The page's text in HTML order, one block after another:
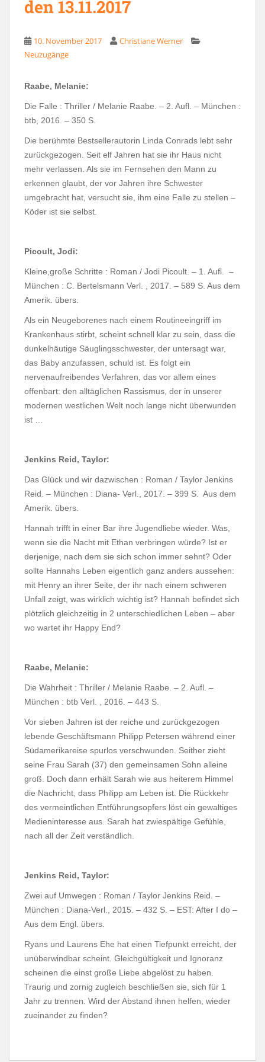
den 13.11.2017
10. November 2017
Christiane Werner
Neuzugänge
Raabe, Melanie:
Die Falle : Thriller / Melanie Raabe. – 2. Aufl. – München :
btb, 2016. – 350 S.
Die berühmte Bestsellerautorin Linda Conrads lebt sehr
zurückgezogen. Seit elf Jahren hat sie ihr Haus nicht
mehr verlassen. Als sie im Fernsehen den Mann zu
erkennen glaubt, der vor Jahren ihre Schwester
umgebracht hat, versucht sie, ihm eine Falle zu stellen –
Köder ist sie selbst.
Picoult, Jodi:
Kleine,große Schritte : Roman / Jodi Picoult. – 1. Aufl. –
München : C. Bertelsmann Verl. , 2017. – 589 S. Aus dem
Amerik. übers.
Als ein Neugeborenes nach einem Routineeingriff im
Krankenhaus stirbt, scheint schnell klar zu sein, dass die
dunkelhäutige Säuglingsschwester, der untersagt war,
das Baby anzufassen, schuld ist. Es folgt ein
nervenaufreibendes Verfahren, das vor allem eines
offenbart: den alltäglichen Rassismus, der in unserer
modernen westlichen Welt noch lange nicht überwunden
ist …
Jenkins Reid, Taylor:
Das Glück und wir dazwischen : Roman / Taylor Jenkins
Reid. – München : Diana- Verl., 2017. – 399 S. Aus dem
Amerik. übers.
Hannah trifft in einer Bar ihre Jugendliebe wieder. Was,
wenn sie die Nacht mit Ethan verbringen würde? Ist er
derjenige, nach dem sie sich schon immer sehnt? Oder
sollte Hannahs Leben eigentlich ganz anders aussehen:
mit Henry an ihrer Seite, der ihr nach einem schweren
Unfall zeigt, was wirklich wichtig ist? Hannah befindet sich
plötzlich gleichzeitig in 2 unterschiedlichen Leben – aber
wo wartet ihr Happy End?
Raabe, Melanie:
Die Wahrheit : Thriller / Melanie Raabe. – 2. Aufl. –
München : btb Verl. , 2016. – 443 S.
Vor sieben Jahren ist der reiche und zurückgezogen
lebende Geschäftsmann Philipp Petersen während einer
Südamerikareise spurlos verschwunden. Seither zieht
seine Frau Sarah (37) den gemeinsamen Sohn alleine
groß. Doch dann erhält Sarah wie aus heiterem Himmel
die Nachricht, dass Philipp am Leben ist. Die Rückkehr
des vermeintlichen Entführungsopfers löst ein gewaltiges
Medieninteresse aus. Sarah hat zwiespältige Gefühle,
nach all der Zeit verständlich.
Jenkins Reid, Taylor:
Zwei auf Umwegen : Roman / Taylor Jenkins Reid. –
München : Diana-Verl., 2015. – 432 S. – EST: After I do –
Aus dem Engl. übers.
Ryans und Laurens Ehe hat einen Tiefpunkt erreicht, der
unüberwindbar scheint. Gleichgültigkeit und Ignoranz
scheinen die einst große Liebe abgelöst zu haben.
Traurig und zornig zugleich beschließen sie, sich für 1
Jahr zu trennen. Wird der Abstand ihnen helfen, wieder
zueinander zu finden?